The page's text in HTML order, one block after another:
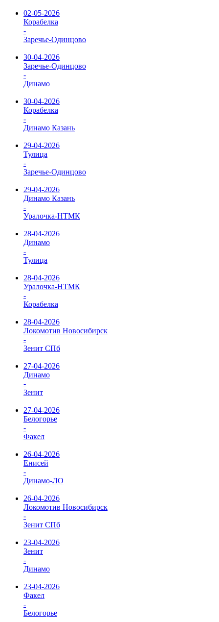
02-05-2026
Корабелка
-
Заречье-Одинцово
30-04-2026
Заречье-Одинцово
-
Динамо
30-04-2026
Корабелка
-
Динамо Казань
29-04-2026
Тулица
-
Заречье-Одинцово
29-04-2026
Динамо Казань
-
Уралочка-НТМК
28-04-2026
Динамо
-
Тулица
28-04-2026
Уралочка-НТМК
-
Корабелка
28-04-2026
Локомотив Новосибирск
-
Зенит СПб
27-04-2026
Динамо
-
Зенит
27-04-2026
Белогорье
-
Факел
26-04-2026
Енисей
-
Динамо-ЛО
26-04-2026
Локомотив Новосибирск
-
Зенит СПб
23-04-2026
Зенит
-
Динамо
23-04-2026
Факел
-
Белогорье